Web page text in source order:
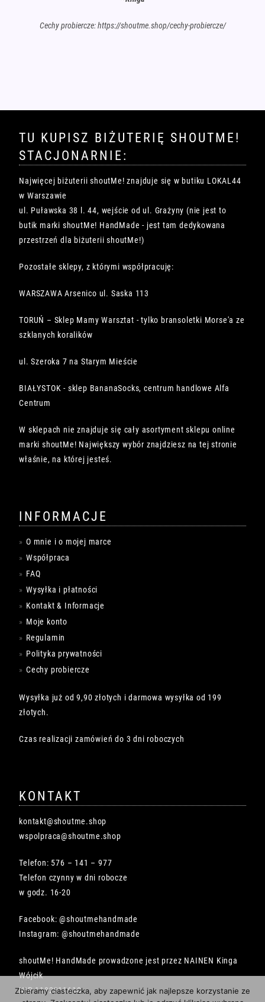
Cechy probiercze: https://shoutme.shop/cechy-probiercze/
TU KUPISZ BIŻUTERIĘ SHOUTME!
STACJONARNIE:
Najwięcej biżuterii shoutMe! znajduje się w butiku LOKAL44
w Warszawie
ul. Puławska 38 l. 44, wejście od ul. Grażyny (nie jest to
butik marki shoutMe! HandMade - jest tam dedykowana
przestrzeń dla biżuterii shoutMe!)
Pozostałe sklepy, z którymi współpracuję:
WARSZAWA Arsenico ul. Saska 113
TORUŃ – Sklep Mamy Warsztat - tylko bransoletki Morse'a ze
szklanych koralików
ul. Szeroka 7 na Starym Mieście
BIAŁYSTOK - sklep BananaSocks, centrum handlowe Alfa
Centrum
W sklepach nie znajduje się cały asortyment sklepu online
marki shoutMe! Największy wybór znajdziesz na tej stronie
właśnie, na której jesteś.
INFORMACJE
O mnie i o mojej marce
Współpraca
FAQ
Wysyłka i płatności
Kontakt & Informacje
Moje konto
Regulamin
Polityka prywatności
Cechy probiercze
Wysyłka już od 9,90 złotych i darmowa wysyłka od 199
złotych.
Czas realizacji zamówień do 3 dni roboczych
KONTAKT
kontakt@shoutme.shop
wspolpraca@shoutme.shop
Telefon: 576 – 141 – 977
Telefon czynny w dni robocze
w godz. 16-20
Facebook: @shoutmehandmade
Instagram: @shoutmehandmade
shoutMe! HandMade prowadzone jest przez NAINEN Kinga
Wójcik
NIP 1182211618
Zbieramy ciasteczka, aby zapewnić jak najlepsze korzystanie ze